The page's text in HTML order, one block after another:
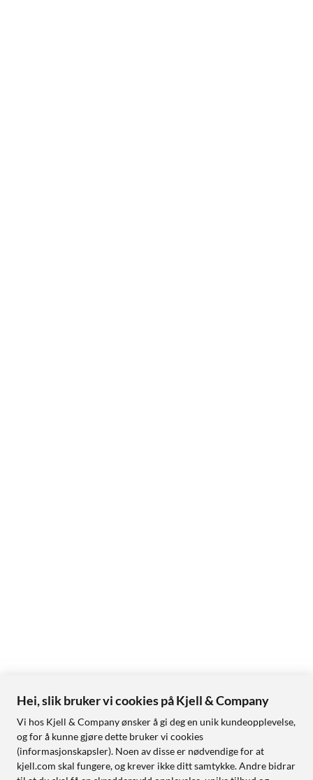
Hei, slik bruker vi cookies på Kjell & Company
Vi hos Kjell & Company ønsker å gi deg en unik kundeopplevelse,
og for å kunne gjøre dette bruker vi cookies
(informasjonskapsler). Noen av disse er nødvendige for at
kjell.com skal fungere, og krever ikke ditt samtykke. Andre bidrar